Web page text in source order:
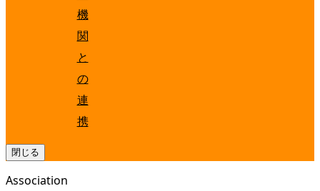
機
関
と
の
連
携
閉じる
Association